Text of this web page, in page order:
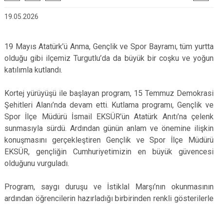
Köprübaşı
Kula
Yunusemre
19.05.2026
19 Mayıs Atatürk’ü Anma, Gençlik ve Spor Bayramı, tüm yurtta
olduğu gibi ilçemiz Turgutlu’da da büyük bir coşku ve yoğun
katılımla kutlandı.
Kortej yürüyüşü ile başlayan program, 15 Temmuz Demokrasi
Şehitleri Alanı’nda devam etti. Kutlama programı, Gençlik ve
Spor İlçe Müdürü İsmail EKSÜR’ün Atatürk Anıtı’na çelenk
sunmasıyla sürdü. Ardından günün anlam ve önemine ilişkin
konuşmasını gerçekleştiren Gençlik ve Spor İlçe Müdürü
EKSÜR, gençliğin Cumhuriyetimizin en büyük güvencesi
olduğunu vurguladı.
Program, saygı duruşu ve İstiklal Marşı’nın okunmasının
ardından öğrencilerin hazırladığı birbirinden renkli gösterilerle